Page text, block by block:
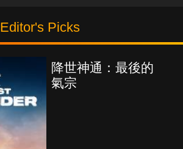
Editor's Picks